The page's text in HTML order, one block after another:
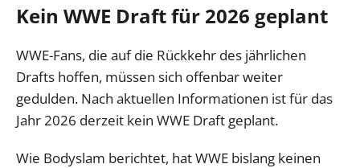
Kein WWE Draft für 2026 geplant
WWE-Fans, die auf die Rückkehr des jährlichen
Drafts hoffen, müssen sich offenbar weiter
gedulden. Nach aktuellen Informationen ist für das
Jahr 2026 derzeit kein WWE Draft geplant.
Wie Bodyslam berichtet, hat WWE bislang keinen